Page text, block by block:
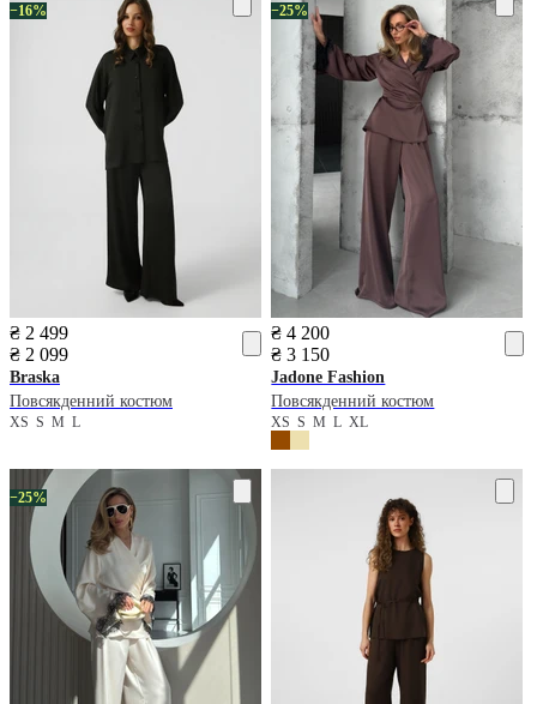
−16%
₴ 2 499
₴ 2 099
Braska
Повсякденний костюм
XS S M L
−25%
₴ 4 200
₴ 3 150
Jadone Fashion
Повсякденний костюм
XSSMLXL
−25%